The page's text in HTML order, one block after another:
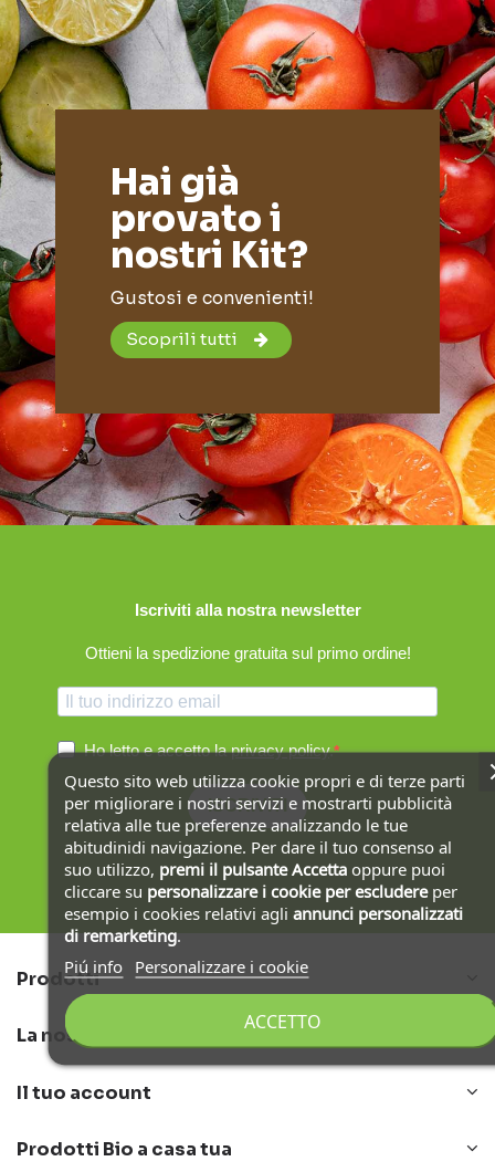
Hai già
provato i
nostri Kit?
Gustosi e convenienti!
Scoprili tutti
Iscriviti alla nostra newsletter
Ottieni la spedizione gratuita sul primo ordine!
Ho letto e accetto laprivacy policy.
ISCRIVITI
Prodotti
La nostra azienda
Il tuo account
Prodotti Bio a casa tua
Questo sito web utilizza cookie propri e di terze parti
per migliorare i nostri servizi e mostrarti pubblicità
relativa alle tue preferenze analizzando le tue
abitudinidi navigazione. Per dare il tuo consenso al
suo utilizzo, premi il pulsante Accetta oppure puoi
cliccare su personalizzare i cookie per escludereper
esempio i cookies relativi agli annunci personalizzati
di remarketing.
Piú info Personalizzare i cookie
ACCETTO